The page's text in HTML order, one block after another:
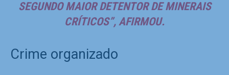
SEGUNDO MAIOR DETENTOR DE MINERAIS
CRÍTICOS”, AFIRMOU.
Crime organizado